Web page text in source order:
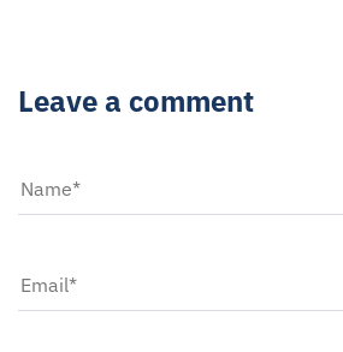
Leave a comment